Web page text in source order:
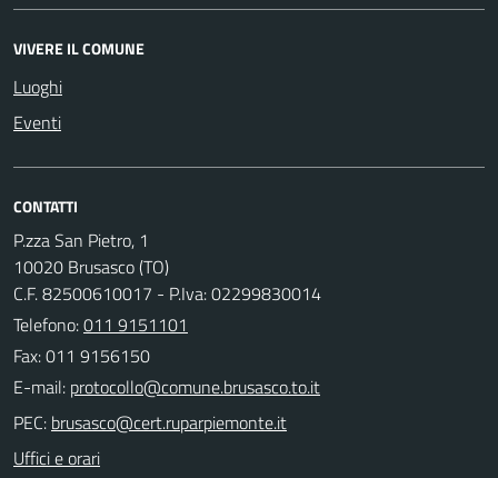
VIVERE IL COMUNE
Luoghi
Eventi
CONTATTI
P.zza San Pietro, 1
10020 Brusasco (TO)
C.F. 82500610017 - P.Iva: 02299830014
Telefono:011 9151101
Fax: 011 9156150
E-mail:
PEC:
Uffici e orari